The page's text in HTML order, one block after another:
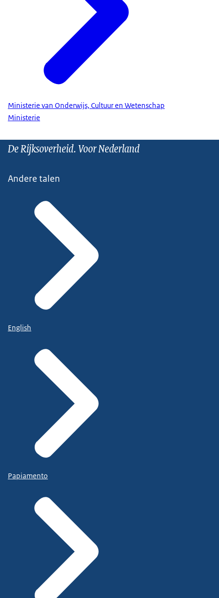
Ministerie van Onderwijs, Cultuur en Wetenschap
Ministerie
De Rijksoverheid. Voor Nederland
Andere talen
English
Papiamento